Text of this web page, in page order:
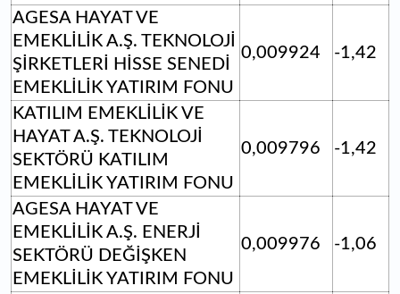
AGESA HAYAT VE
EMEKLİLİK A.Ş. TEKNOLOJİ
ŞİRKETLERİ HİSSE SENEDİ
EMEKLİLİK YATIRIM FONU
0,009924 -1,42
KATILIM EMEKLİLİK VE
HAYAT A.Ş. TEKNOLOJİ
SEKTÖRÜ KATILIM
EMEKLİLİK YATIRIM FONU
0,009796 -1,42
AGESA HAYAT VE
EMEKLİLİK A.Ş. ENERJİ
SEKTÖRÜ DEĞİŞKEN
EMEKLİLİK YATIRIM FONU
0,009976 -1,06